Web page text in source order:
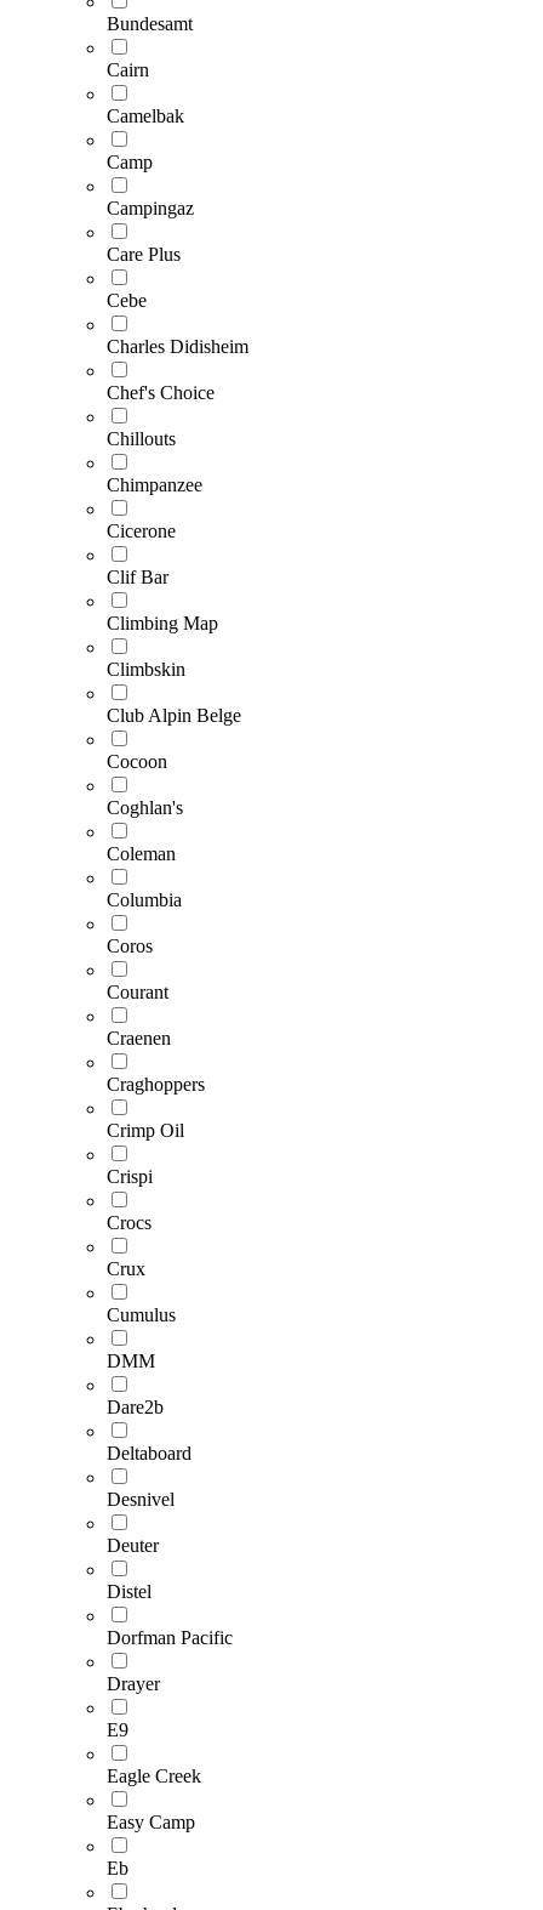
Bundesamt
Cairn
Camelbak
Camp
Campingaz
Care Plus
Cebe
Charles Didisheim
Chef's Choice
Chillouts
Chimpanzee
Cicerone
Clif Bar
Climbing Map
Climbskin
Club Alpin Belge
Cocoon
Coghlan's
Coleman
Columbia
Coros
Courant
Craenen
Craghoppers
Crimp Oil
Crispi
Crocs
Crux
Cumulus
DMM
Dare2b
Deltaboard
Desnivel
Deuter
Distel
Dorfman Pacific
Drayer
E9
Eagle Creek
Easy Camp
Eb